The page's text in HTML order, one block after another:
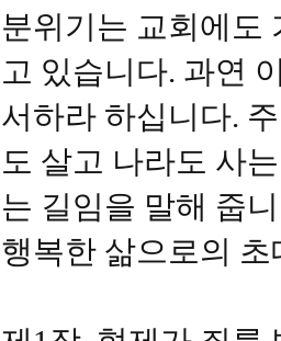
분위기는 교회에도
고 있습니다. 과연
서하라 하십니다.
도 살고 나라도 사
는 길임을 말해 줍
행복한 삶으로의